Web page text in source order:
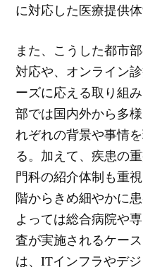
に対応した医療提供
また、こうした都市
対応や、オンライン
ーズに応える取り組
部では国内外から多
れぞれの背景や事情
る。加えて、疾患の
門科の紹介体制も重
階からきめ細やかに
よっては総合病院や
査が実施されるケー
は、ITインフラやデ